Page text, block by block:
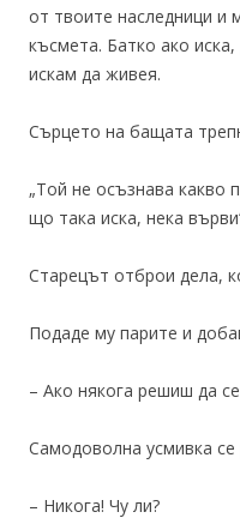
от твоите наследници и
късмета. Батко ако
искам да живея.
Сърцето на бащата
„Той не осъзнава какво
що така иска, нека
Старецът отброи дела,
Подаде му парите и
– Ако някога решиш да
Самодоволна усмивка
– Никога! Чу ли?